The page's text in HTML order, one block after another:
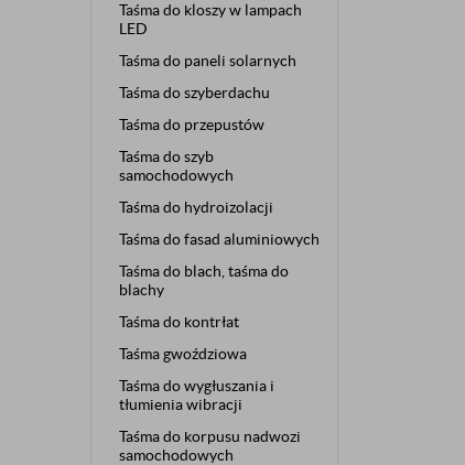
Taśma do kloszy w lampach
LED
Taśma do paneli solarnych
Taśma do szyberdachu
Taśma do przepustów
Taśma do szyb
samochodowych
Taśma do hydroizolacji
Taśma do fasad aluminiowych
Taśma do blach, taśma do
blachy
Taśma do kontrłat
Taśma gwoździowa
Taśma do wygłuszania i
tłumienia wibracji
Taśma do korpusu nadwozi
samochodowych